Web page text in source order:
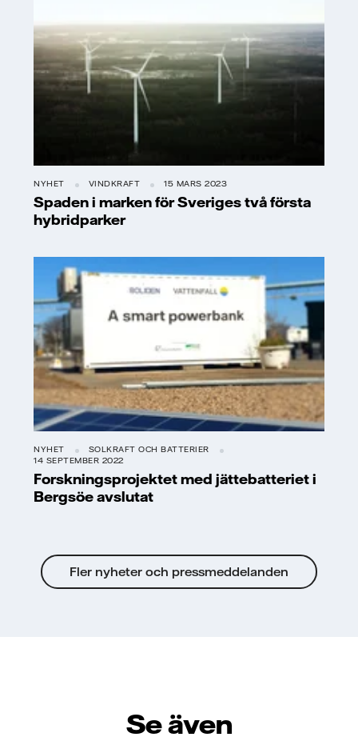
NYHET VINDKRAFT 15 MARS 2023
Spaden i marken för Sveriges två första
hybridparker
NYHET
SOLKRAFT OCH BATTERIER
14 SEPTEMBER 2022
Forskningsprojektet med jättebatteriet i
Bergsöe avslutat
Fler nyheter och pressmeddelanden
Se även